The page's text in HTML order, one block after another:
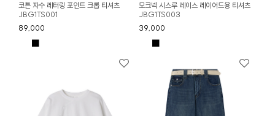
코튼 자수 레터링 포인트 크롭 티셔츠
JBG1TS001
89,000
■
모크넥 시스루 레이스 레이어드용 티셔츠
JBG1TS003
39,000
■